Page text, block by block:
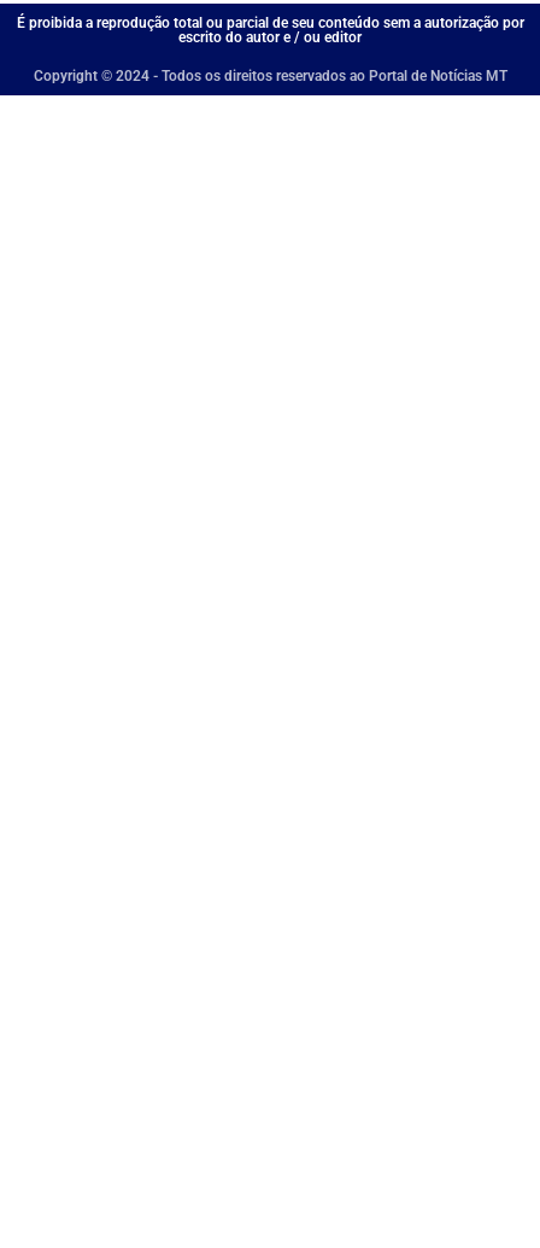
É proibida a reprodução total ou parcial de seu conteúdo sem a autorização por
escrito do autor e / ou editor
Copyright © 2024 - Todos os direitos reservados ao Portal de Notícias MT